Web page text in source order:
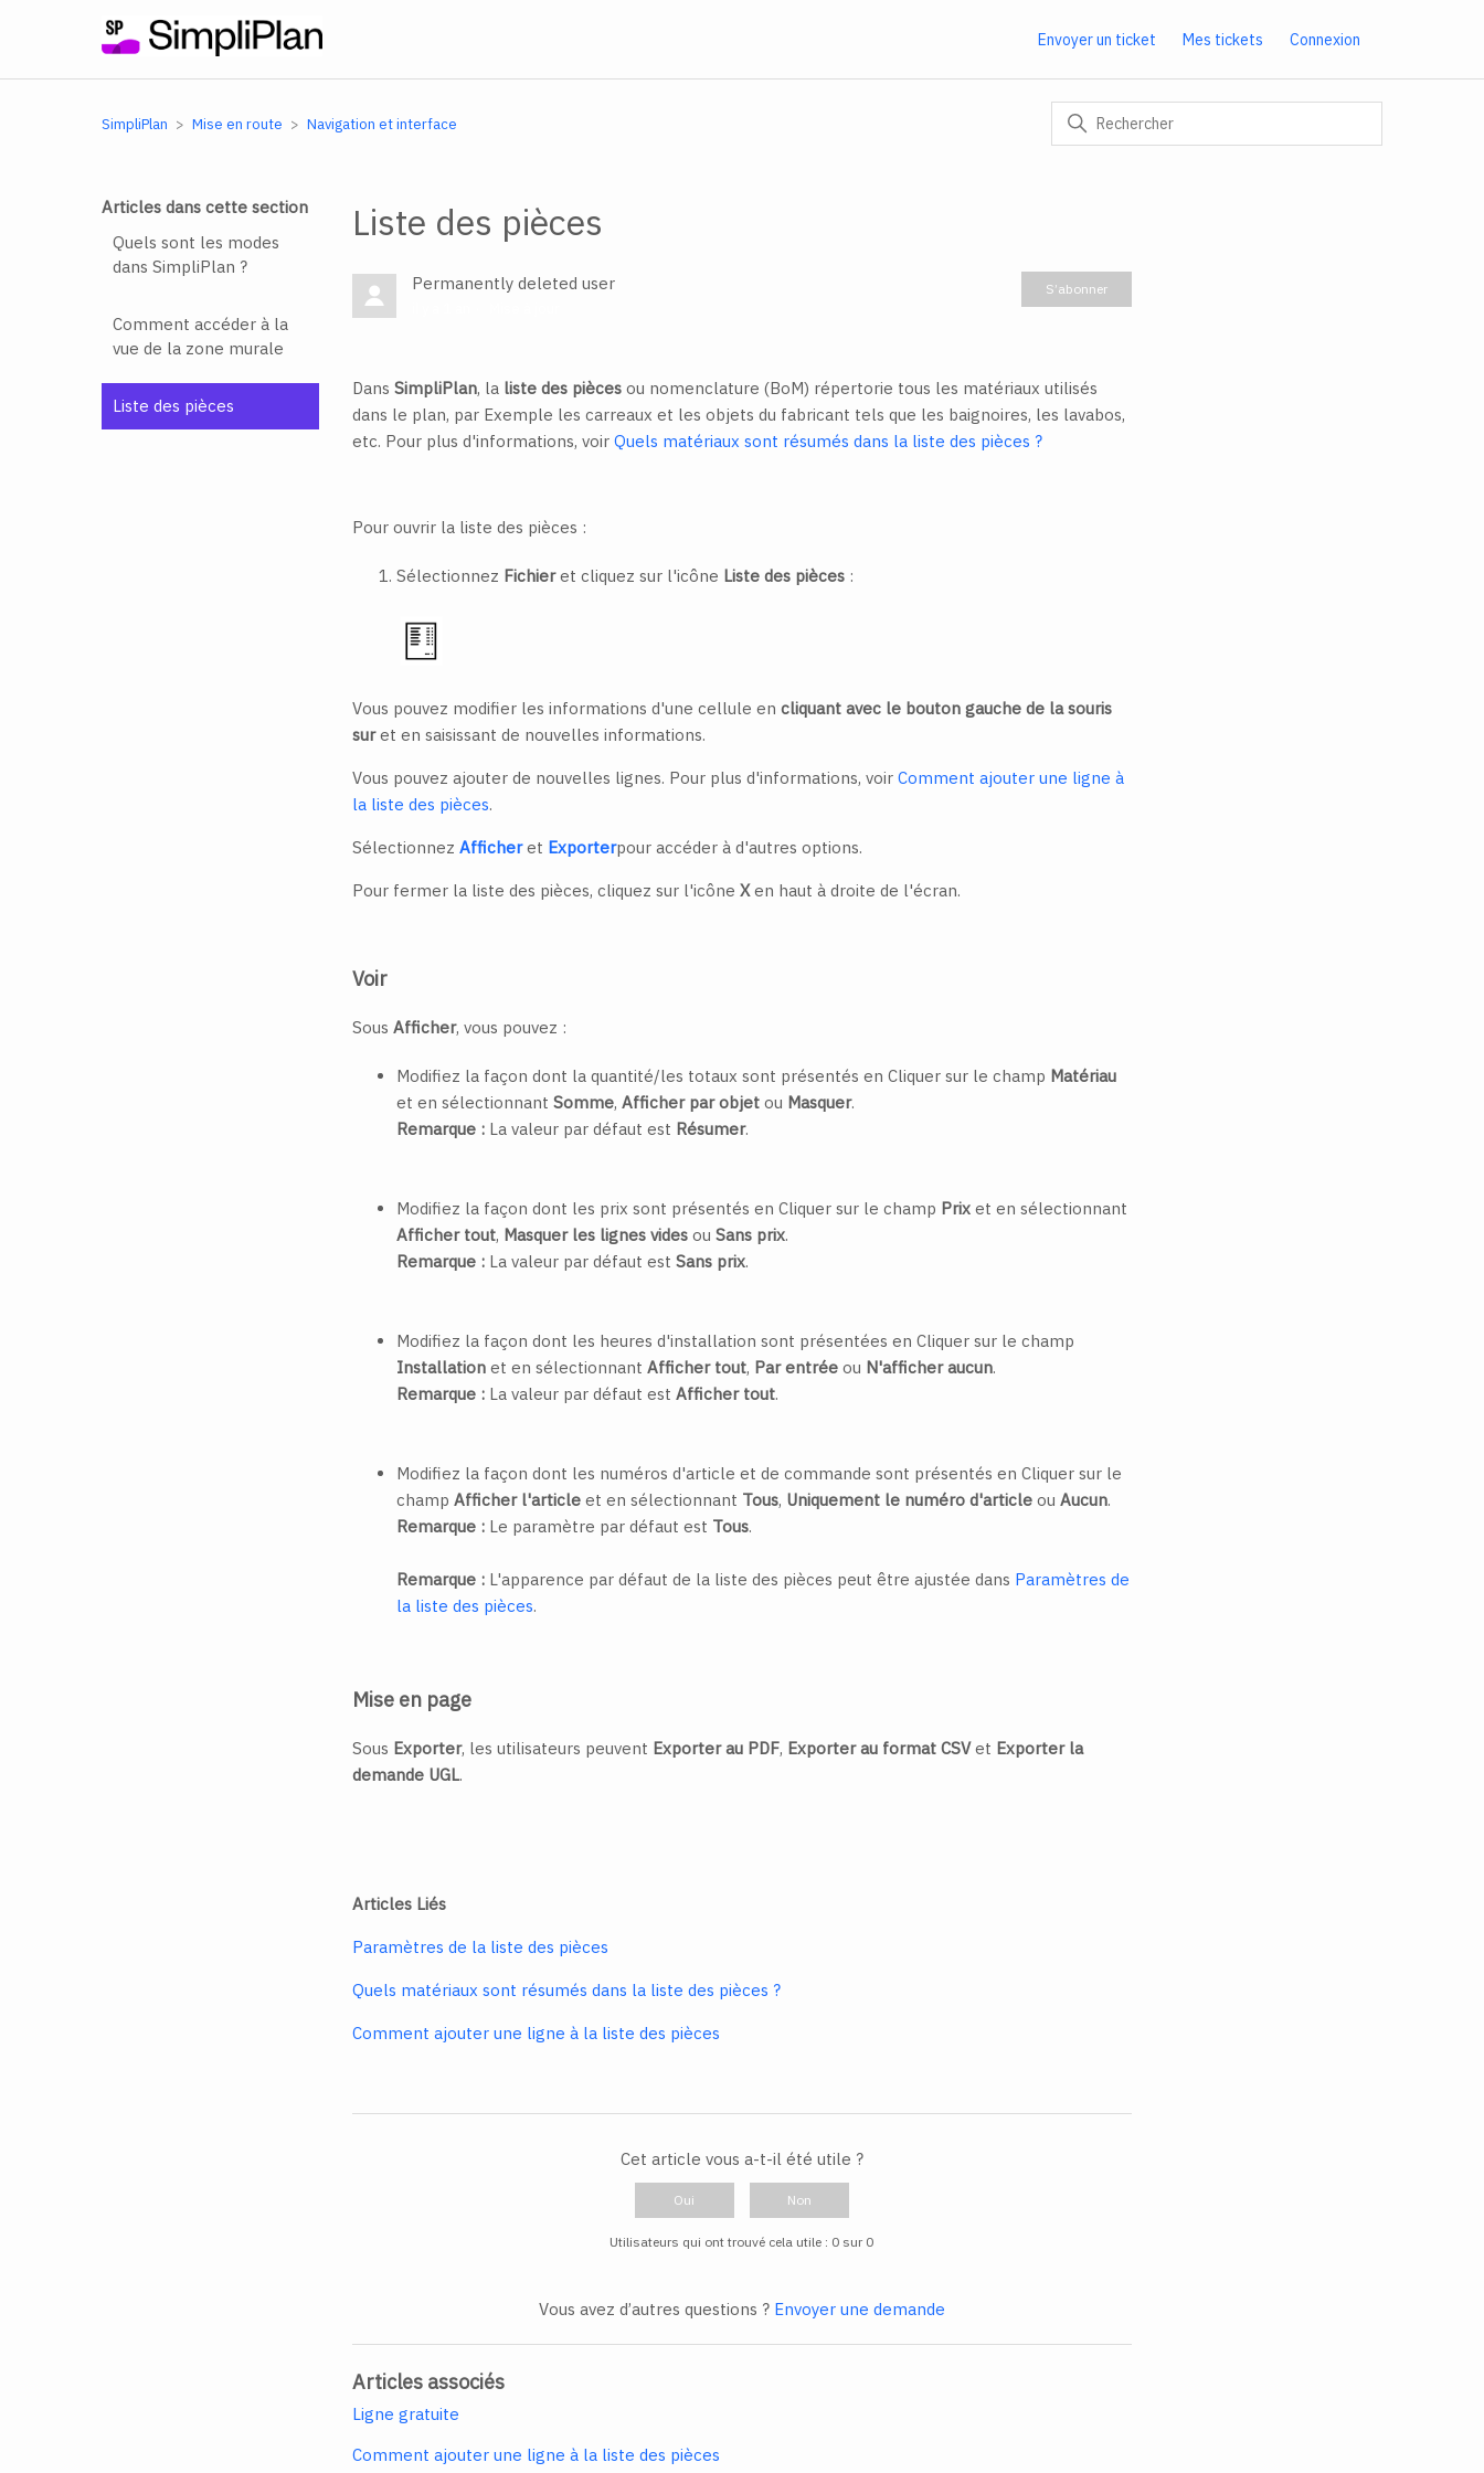
Envoyer un ticket Mes tickets Connexion
SimpliPlan Mise en route Navigation et interface
Articles dans cette section
Quels sont les modes
dans SimpliPlan ?
Comment accéder à la
vue de la zone murale
Liste des pièces
Liste des pièces
Permanently deleted user S’abonner
DansSimpliPlan, la liste des pièces ou nomenclature (BoM) répertorie tous les matériaux utilisés
dans le plan, par Exemple les carreaux et les objets du fabricant tels que les baignoires, les lavabos,
etc. Pour plus d'informations, voirQuels matériaux sont résumés dans la liste des pièces ?
Pour ouvrir la liste des pièces :
Sélectionnez Fichieret cliquez sur l'icône Liste des pièces :
Vous pouvez modifier les informations d'une cellule encliquant avec le bouton gauche de la souris
suret en saisissant de nouvelles informations.
Vous pouvez ajouter de nouvelles lignes. Pour plus d'informations, voirComment ajouter une ligne à
la liste des pièces.
SélectionnezAfficheret Exporterpour accéder à d'autres options.
Pour fermer la liste des pièces, cliquez sur l'icôneXen haut à droite de l'écran.
Voir
SousAfficher, vous pouvez :
Modifiez la façon dont la quantité/les totaux sont présentés en Cliquer sur le champ Matériau
et en sélectionnantSomme,Afficher par objet ou Masquer.
Remarque : La valeur par défaut est Résumer.
Modifiez la façon dont les prix sont présentés en Cliquer sur le champ Prix et en sélectionnant
Afficher tout, Masquer les lignes vides ouSans prix.
Remarque : La valeur par défaut estSans prix.
Modifiez la façon dont les heures d'installation sont présentées en Cliquer sur le champ
Installation et en sélectionnantAfficher tout, Par entrée ou N'afficher aucun.
Remarque : La valeur par défaut estAfficher tout.
Modifiez la façon dont les numéros d'article et de commande sont présentés en Cliquer sur le
champ Afficher l'article et en sélectionnant Tous, Uniquement le numéro d'article ouAucun.
Remarque : Le paramètre par défaut est Tous.
Remarque : L'apparence par défaut de la liste des pièces peut être ajustée dans Paramètres de
la liste des pièces.
Mise en page
Sous Exporter, les utilisateurs peuvent Exporter au PDF, Exporter au format CSVet Exporter la
demande UGL.
Articles Liés
Paramètres de la liste des pièces
Quels matériaux sont résumés dans la liste des pièces ?
Comment ajouter une ligne à la liste des pièces
Cet article vous a-t-il été utile ?
Oui Non
Utilisateurs qui ont trouvé cela utile : 0 sur 0
Vous avez d’autres questions ? Envoyer une demande
Articles associés
Ligne gratuite
Comment ajouter une ligne à la liste des pièces